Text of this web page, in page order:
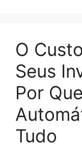
O
Seus
Por
Tudo